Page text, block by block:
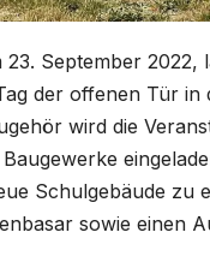
23. September
der offenen Tür in
wird die
Schulgebäude
sowie einen